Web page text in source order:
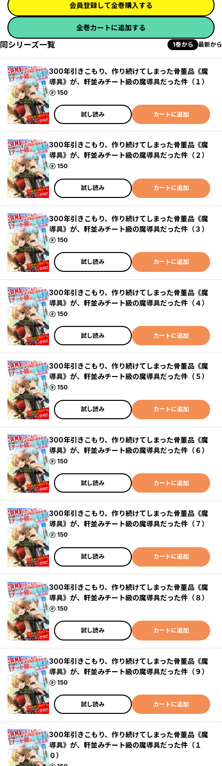
会員登録して全巻購入する
全巻カートに追加する
同シリーズ一覧 1巻から 最新から
300年引きこもり、作り続けてしまった骨董品《魔
導具》が、軒並みチート級の魔導具だった件（１）
150
ポイント
試し読み カートに追加
300年引きこもり、作り続けてしまった骨董品《魔
導具》が、軒並みチート級の魔導具だった件（２）
150
ポイント
試し読み カートに追加
300年引きこもり、作り続けてしまった骨董品《魔
導具》が、軒並みチート級の魔導具だった件（３）
150
ポイント
試し読み カートに追加
300年引きこもり、作り続けてしまった骨董品《魔
導具》が、軒並みチート級の魔導具だった件（４）
150
ポイント
試し読み カートに追加
300年引きこもり、作り続けてしまった骨董品《魔
導具》が、軒並みチート級の魔導具だった件（５）
150
ポイント
試し読み カートに追加
300年引きこもり、作り続けてしまった骨董品《魔
導具》が、軒並みチート級の魔導具だった件（６）
150
ポイント
試し読み カートに追加
300年引きこもり、作り続けてしまった骨董品《魔
導具》が、軒並みチート級の魔導具だった件（７）
150
ポイント
試し読み カートに追加
300年引きこもり、作り続けてしまった骨董品《魔
導具》が、軒並みチート級の魔導具だった件（８）
150
ポイント
試し読み カートに追加
300年引きこもり、作り続けてしまった骨董品《魔
導具》が、軒並みチート級の魔導具だった件（９）
150
ポイント
試し読み カートに追加
300年引きこもり、作り続けてしまった骨董品《魔
導具》が、軒並みチート級の魔導具だった件（１
０）